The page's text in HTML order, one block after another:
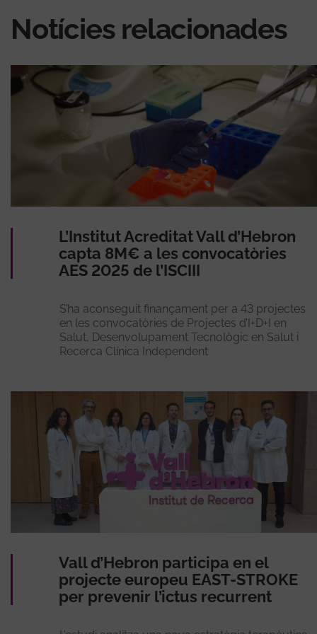
Notícies relacionades
L’Institut Acreditat Vall d’Hebron
capta 8M€ a les convocatòries
AES 2025 de l’ISCIII
S’ha aconseguit finançament per a 43 projectes
en les convocatòries de Projectes d’I+D+I en
Salut, Desenvolupament Tecnològic en Salut i
Recerca Clínica Independent
Vall d’Hebron participa en el
projecte europeu EAST-STROKE
per prevenir l’ictus recurrent